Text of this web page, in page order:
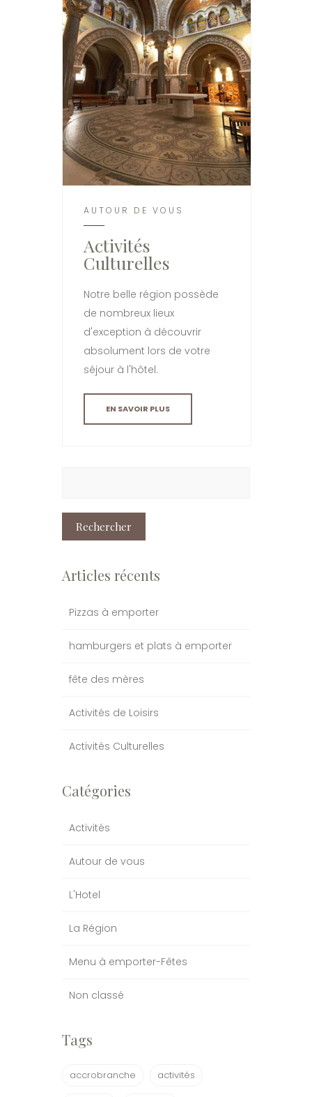
AUTOUR DE VOUS
Activités
Culturelles
Notre belle région possède
de nombreux lieux
d'exception à découvrir
absolument lors de votre
séjour à l'hôtel.
EN SAVOIR PLUS
Articles récents
Pizzas à emporter
hamburgers et plats à emporter
fête des mères
Activités de Loisirs
Activités Culturelles
Catégories
Activités
Autour de vous
L'Hotel
La Région
Menu à emporter-Fêtes
Non classé
Tags
accrobranche activités